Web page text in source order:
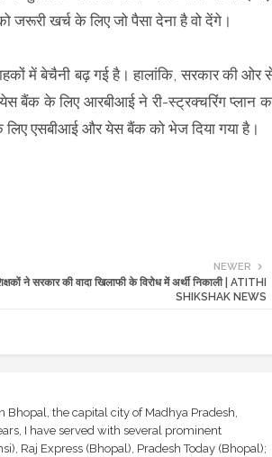
जरूरी खर्च के लिए जो पैसा देना है वो देंगे।
में बेचैनी बढ़ गई है। हालांकि, सरकार की ओर
येस बैंक के लिए आरबीआई ने री-स्‍ट्रक्‍चरिंग प्‍लान
लिए एसबीआई और येस बैंक को भेज दिया गया है।
NEWER
ने सरकार की वादा खिलाफी के विरोध में अर्थी निकाली | ATITHI
SHIKSHAK NEWS
Bhopal, the capital city of Madhya Pradesh,
I have served with several prominent
Raj Express (Bhopal), Pradesh Today (Bhopal);